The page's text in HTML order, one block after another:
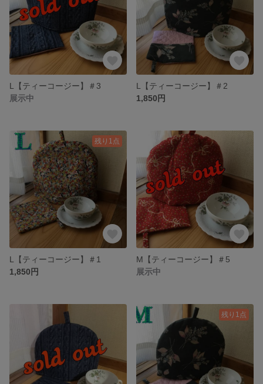
L【ティーコージー】＃3
展示中
L【ティーコージー】＃2
1,850円
残り1点
L【ティーコージー】＃1
1,850円
M【ティーコージー】＃5
展示中
残り1点